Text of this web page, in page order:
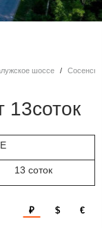
шоссе
13соток
13 соток
₽ $ €